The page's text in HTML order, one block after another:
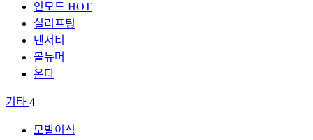
인모드 HOT
실리프팅
덴서티
볼뉴머
온다
기타 4
모발이식